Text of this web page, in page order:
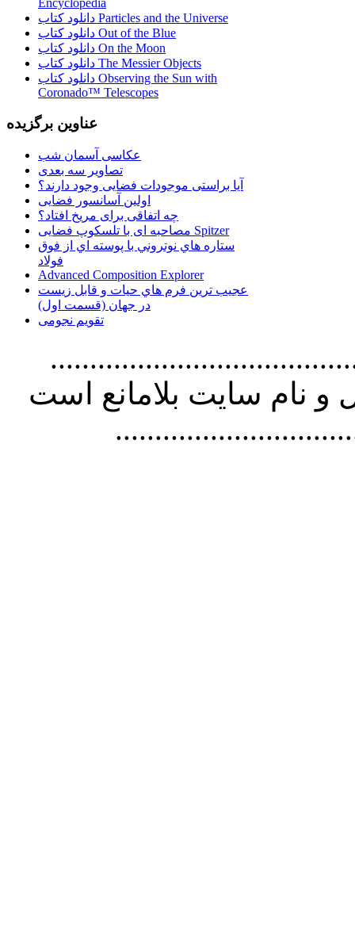
Encyclopedia
دانلود کتاب Particles and the Universe
دانلود کتاب Out of the Blue
دانلود کتاب On the Moon
دانلود کتاب The Messier Objects
دانلود کتاب Observing the Sun with
Coronado™ Telescopes
عناوین برگزیده
عکاسی آسمان شب
تصاویر سه بعدی
آیا براستی موجودات فضایی وجود دارند؟
اولین آسانسور فضایی
چه اتفاقی برای مریخ افتاد؟
مصاحبه ای با تلسکوپ فضایی Spitzer
ستاره هاي نوتروني با پوسته اي از فوق
فولاد
Advanced Composition Explorer
عجیب ترین فرم هاي حيات و قابل زيست
در جهان (قسمت اول)
تقویم نجومی
استفاده از
نام سايت بلامانع است